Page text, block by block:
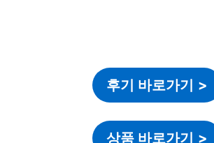
후기 바로가기 >
상품 바로가기 >